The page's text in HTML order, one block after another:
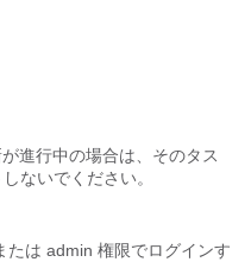
進行中の場合は、そのタス
ないでください。
たは admin 権限でログインす